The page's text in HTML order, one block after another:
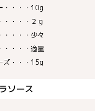
・・・・10g
・・・・２ｇ
・・・・少々
・・・・適量
ズ・・・15g
ソース